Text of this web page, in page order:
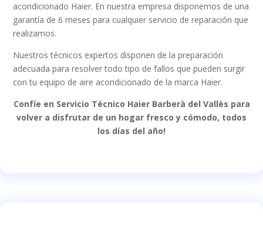
acondicionado Haier. En nuestra empresa disponemos de una
garantía de 6 meses para cualquier servicio de reparación que
realizamos.
Nuestros técnicos expertos disponen de la preparación
adecuada para resolver todo tipo de fallos que pueden surgir
con tu equipo de aire acondicionado de la marca Haier.
Confíe en Servicio Técnico Haier Barberà del Vallès para
volver a disfrutar de un hogar fresco y cómodo, todos
los días del año!